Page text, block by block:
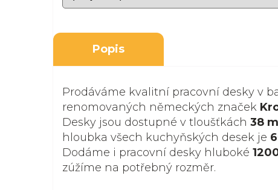
Popis
Prodáváme kvalitní pracovní desky v
renomovaných německých značek
Desky jsou dostupné v tloušťkách 38
hloubka všech kuchyňských desek je
Dodáme i pracovní desky hluboké
zúžíme na potřebný rozměr.